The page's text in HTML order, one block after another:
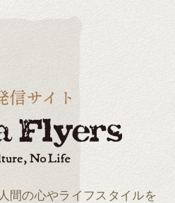
人間の心やライフスタイルを